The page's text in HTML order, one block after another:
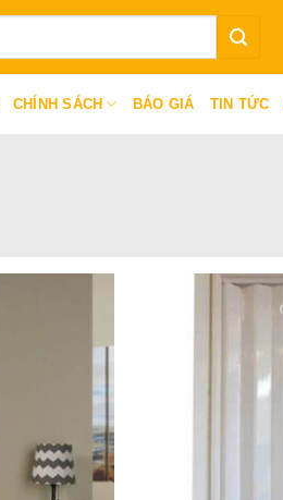
CHÍNH SÁCH BÁO GIÁ TIN TỨC